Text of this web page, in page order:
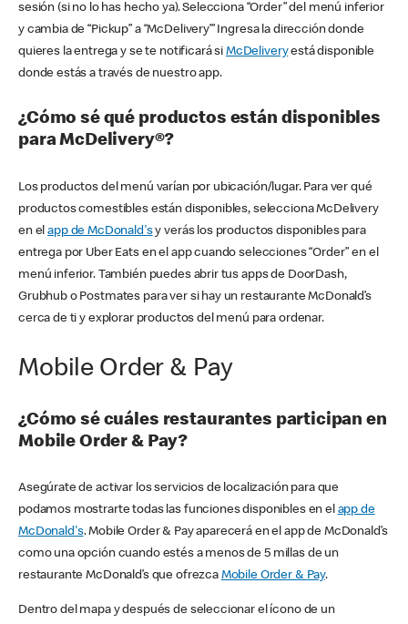
sesión (si no lo has hecho ya). Selecciona “Order” del menú inferior
y cambia de “Pickup” a “McDelivery’” Ingresa la dirección donde
quieres la entrega y se te notificará si McDeliveryestá disponible
donde estás a través de nuestro app.
¿Cómo sé qué productos están disponibles
para McDelivery®?
Los productos del menú varían por ubicación/lugar. Para ver qué
productos comestibles están disponibles, selecciona McDelivery
en elapp de McDonald'sy verás los productos disponibles para
entrega por Uber Eats en el app cuando selecciones “Order” en el
menú inferior. También puedes abrir tus apps de DoorDash,
Grubhub o Postmates para ver si hay un restaurante McDonald’s
cerca de ti y explorar productos del menú para ordenar.
Mobile Order & Pay
¿Cómo sé cuáles restaurantes participan en
Mobile Order & Pay?
Asegúrate de activar los servicios de localización para que
podamos mostrarte todas las funciones disponibles en el app de
McDonald's. Mobile Order & Pay aparecerá en el app de McDonald’s
como una opción cuando estés a menos de 5 millas de un
restaurante McDonald’s que ofrezca Mobile Order & Pay.
Dentro del mapa y después de seleccionar el ícono de un